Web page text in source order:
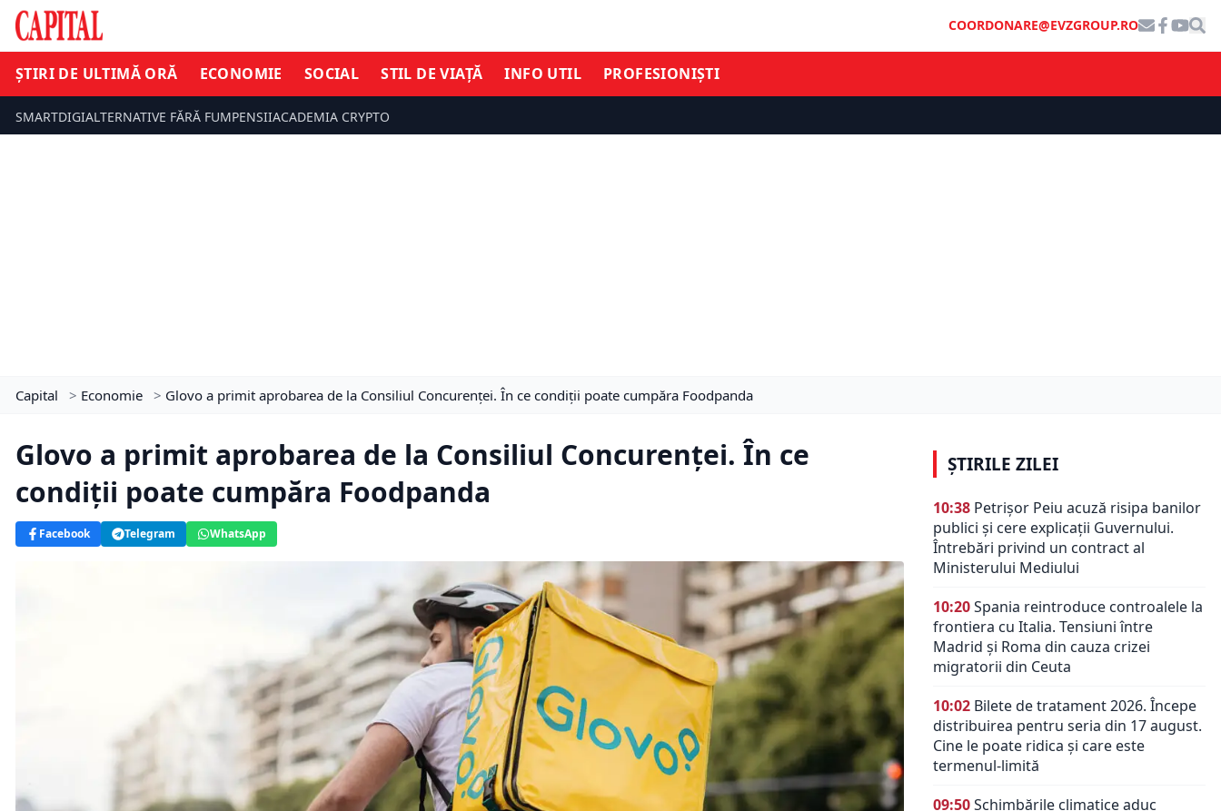
COORDONARE@EVZGROUP.RO
ȘTIRI DE ULTIMĂ ORĂ ECONOMIE SOCIAL STIL DE VIAȚĂ INFO UTIL PROFESIONIȘTI
SMARTDIGIALTERNATIVE FĂRĂ FUMPENSIIACADEMIA CRYPTO
Capital > Economie > Glovo a primit aprobarea de la Consiliul Concurenţei. În ce condiții poate cumpăra Foodpanda
Glovo a primit aprobarea de la Consiliul Concurenţei. În ce
condiții poate cumpăra Foodpanda
Facebook Telegram WhatsApp
ȘTIRILE ZILEI
10:38 Petrișor Peiu acuză risipa banilor
publici și cere explicații Guvernului.
Întrebări privind un contract al
Ministerului Mediului
10:20Spania reintroduce controalele la
frontiera cu Italia. Tensiuni între
Madrid și Roma din cauza crizei
migratorii din Ceuta
10:02 Bilete de tratament 2026. Începe
distribuirea pentru seria din 17 august.
Cine le poate ridica și care este
termenul-limită
09:50Schimbările climatice aduc